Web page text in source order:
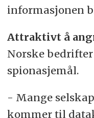
informasjonen
Attraktivt å
Norske
spionasjemål.
- Mange
kommer til